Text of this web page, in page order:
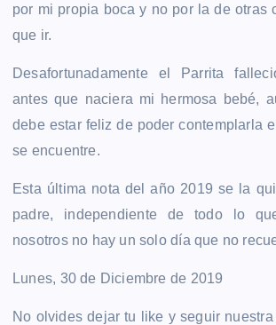
por mi propia boca y no por la de otras
que ir.
Desafortunadamente el Parrita
antes que naciera mi hermosa bebé,
debe estar feliz de poder contemplarla
se encuentre.
Esta última nota del año 2019 se la
padre, independiente de todo lo
nosotros no hay un solo día que no
Lunes, 30 de Diciembre de 2019
No olvides dejar tu like y seguir